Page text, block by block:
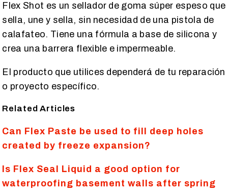
Flex Shot es un sellador de goma súper espeso que
sella, une y sella, sin necesidad de una pistola de
calafateo. Tiene una fórmula a base de silicona y
crea una barrera flexible e impermeable.
El producto que utilices dependerá de tu reparación
o proyecto específico.
Related Articles
Can Flex Paste be used to fill deep holes
created by freeze expansion?
Is Flex Seal Liquid a good option for
waterproofing basement walls after spring